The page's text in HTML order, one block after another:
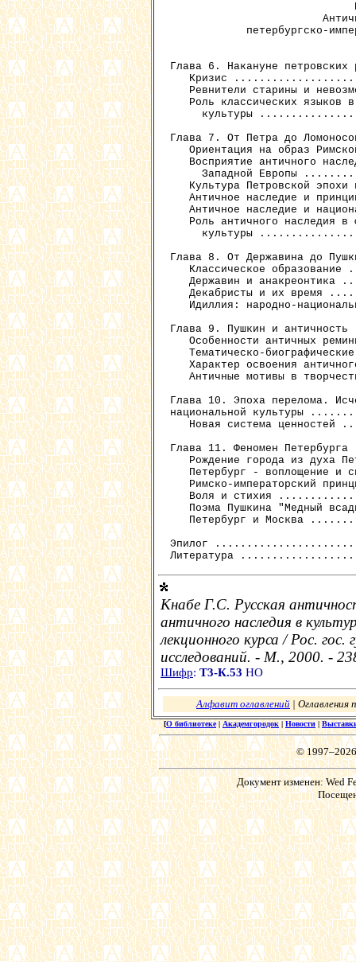
петербургско-
Глава 6. Накануне
Кризис
Ревнители старины и
Роль классических языков
культуры
Глава 7. От Петра до
Ориентация на образ
Восприятие античного
Западной Европы
Культура Петровской эпохи
Античное наследие и
Античное наследие и
Роль античного наследия в
культуры
Глава 8. От Державина
Классическое образование
Державин и анакреонтика
Декабристы и их время
Идиллия: народно-
Глава 9. Пушкин и
Особенности античных
Тематическо-
Характер освоения
Античные мотивы в
Глава 10. Эпоха перелома.
национальной
Новая система ценностей
Глава 11. Феномен
Рождение города из духа
Петербург - воплощение и
Римско-императорский
Воля и стихия
Поэма Пушкина "Медный
Петербург и Москва
Эпилог
Кнабе Г.С. Русская
античного наследия в
лекционного курса / Рос.
исследований. - М., 2000. -
Шифр: Т3-К.53 НО
Алфавит оглавлений | Оглавления
[О библиотеке|Академгородок|Новости|
©
Документ изменен: Wed